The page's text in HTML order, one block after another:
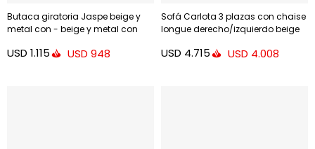
Butaca giratoria Jaspe beige y
metal con - beige y metal con
USD 1.115 USD 948
Sofá Carlota 3 plazas con chaise
longue derecho/izquierdo beige
USD 4.715 USD 4.008